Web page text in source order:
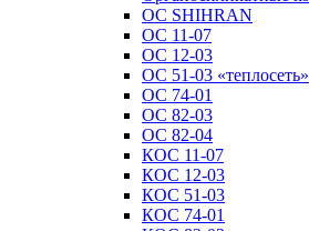
ОС SHIHRAN
ОС 11-07
ОС 12-03
ОС 51-03 «теплосеть»
ОС 74-01
ОС 82-03
ОС 82-04
КОС 11-07
КОС 12-03
КОС 51-03
КОС 74-01